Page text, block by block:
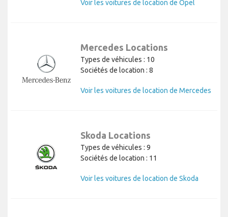
Voir les voitures de location de Opel
Mercedes Locations
Types de véhicules : 10
Sociétés de location : 8
Voir les voitures de location de Mercedes
Skoda Locations
Types de véhicules : 9
Sociétés de location : 11
Voir les voitures de location de Skoda